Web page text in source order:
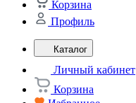
Корзина
Профиль
Каталог
Личный кабинет
Корзина